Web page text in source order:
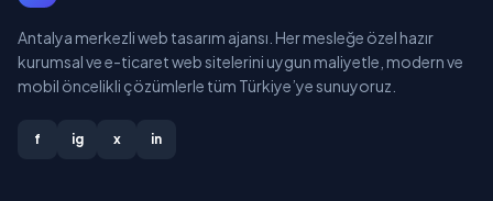
Antalya merkezli web tasarım ajansı. Her mesleğe özel hazır
kurumsal ve e-ticaret web sitelerini uygun maliyetle, modern ve
mobil öncelikli çözümlerle tüm Türkiye’ye sunuyoruz.
f ig x in